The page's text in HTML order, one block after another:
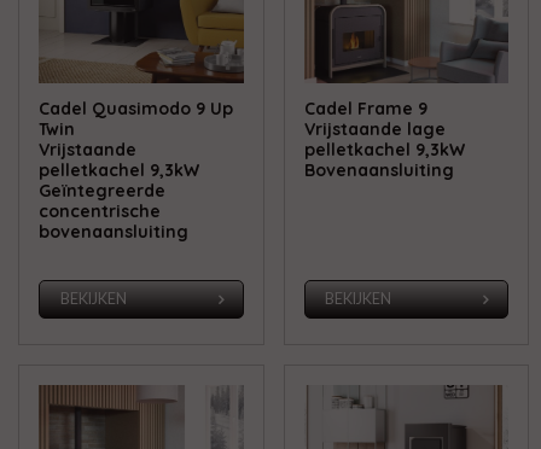
Cadel Quasimodo 9 Up
Twin
Vrijstaande
pelletkachel 9,3kW
Geïntegreerde
concentrische
bovenaansluiting
BEKIJKEN
Cadel Frame 9
Vrijstaande lage
pelletkachel 9,3kW
Bovenaansluiting
BEKIJKEN